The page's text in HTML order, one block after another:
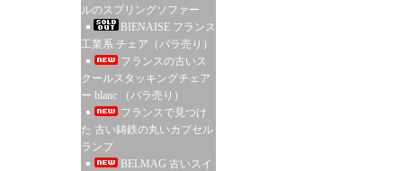
ルのスプリングソファー
BIENAISE フランス
工業系 チェア（バラ売り）
フランスの古いス
クールスタッキングチェア
ー blanc （バラ売り）
フランスで見つけ
た 古い鋳鉄の丸いカプセル
ランプ
BELMAG 古いスイ